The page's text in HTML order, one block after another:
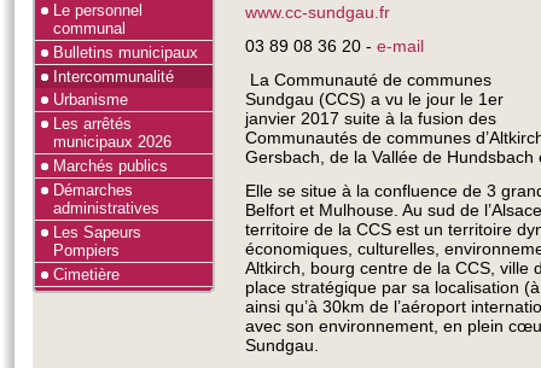
Le personnel
communal
Bulletins municipaux
Intercommunalité
Urbanisme
Les arrêtés
municipaux 2026
Marchés publics
Démarches
administratives
Les Sapeurs
Pompiers
Cimetière
www.cc-sundgau.fr
03 89 08 36 20 - e-mail
La Communauté de communes
Sundgau (CCS) a vu le jour le 1er
janvier 2017 suite à la fusion des
Communautés de communes
Gersbach, de la Vallée de Hundsbach
Elle se situe à la confluence de 3
Belfort et Mulhouse. Au sud de
territoire de la CCS est un territoire
économiques, culturelles,
Altkirch, bourg centre de la CCS, ville
place stratégique par sa localisation
ainsi qu’à 30km de l’aéroport
avec son environnement, en plein
Sundgau.